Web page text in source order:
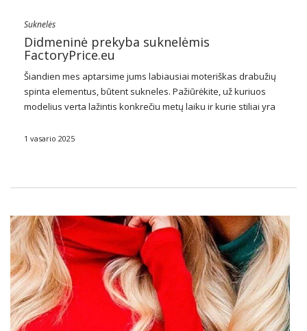
Suknelės
Didmeninė prekyba suknelėmis
FactoryPrice.eu
Šiandien mes aptarsime jums labiausiai moteriškas drabužių
spinta elementus, būtent sukneles. Pažiūrėkite, už kuriuos
modelius verta lažintis konkrečiu metų laiku ir kurie stiliai yra
suknelėmis FactoryPrice.eu turi savo pasiūlyme.
1 vasario 2025